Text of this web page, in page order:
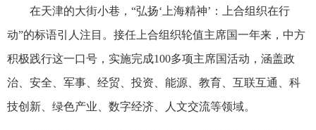
在天津的大街小巷，“弘扬‘上海精神’：上合组织在行
动”的标语引人注目。接任上合组织轮值主席国一年来，中方
积极践行这一口号，实施完成100多项主席国活动，涵盖政
治、安全、军事、经贸、投资、能源、教育、互联互通、科
技创新、绿色产业、数字经济、人文交流等领域。